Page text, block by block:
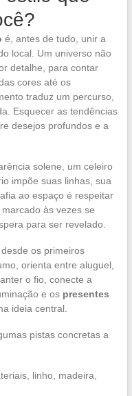
é, antes de tudo, unir a
local. Um universo não
detalhe, para contar
cores até os
traduz um percurso,
Esquecer as tendências
desejos profundos e a
solene, um celeiro
impõe suas linhas, sua
ao espaço é respeitar
às vezes se
para ser revelado.
desde os primeiros
orienta entre aluguel,
o fio, conecte a
e os presentes
ideia central.
pistas concretas a
linho, madeira,